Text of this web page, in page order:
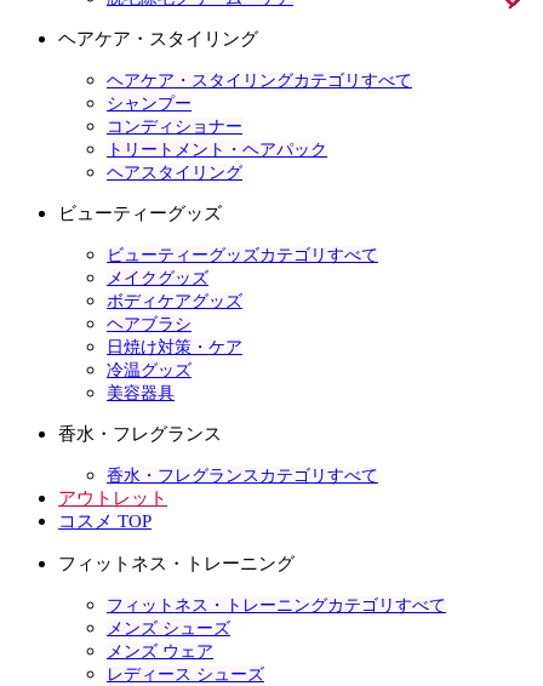
ヘアケア・スタイリング
ヘアケア・スタイリングカテゴリすべて
シャンプー
コンディショナー
トリートメント・ヘアパック
ヘアスタイリング
ビューティーグッズ
ビューティーグッズカテゴリすべて
メイクグッズ
ボディケアグッズ
ヘアブラシ
日焼け対策・ケア
冷温グッズ
美容器具
香水・フレグランス
香水・フレグランスカテゴリすべて
アウトレット
コスメ TOP
フィットネス・トレーニング
フィットネス・トレーニングカテゴリすべて
メンズ シューズ
メンズ ウェア
レディース シューズ